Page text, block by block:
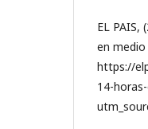
EL PAIS,
en medio
https://
14-